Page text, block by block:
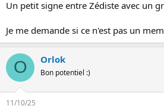
Un petit signe entre Zédiste avec un
Je me demande si ce n'est pas un
O Orlok
Bon potentiel :)
11/10/25